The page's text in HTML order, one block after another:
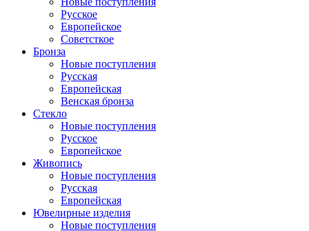
Русское
Европейское
Советсткое
Бронза
Новые поступления
Русская
Европейская
Венская бронза
Стекло
Новые поступления
Русское
Европейское
Живопись
Новые поступления
Русская
Европейская
Ювелирные изделия
Новые поступления